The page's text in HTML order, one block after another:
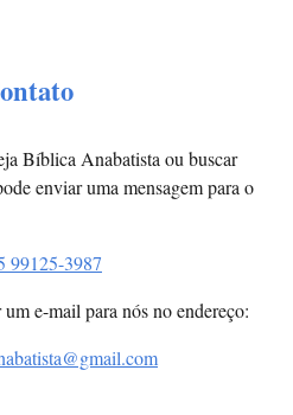
Bíblica Anabatista ou buscar
enviar uma mensagem para o
99125-3987
e-mail para nós no endereço: